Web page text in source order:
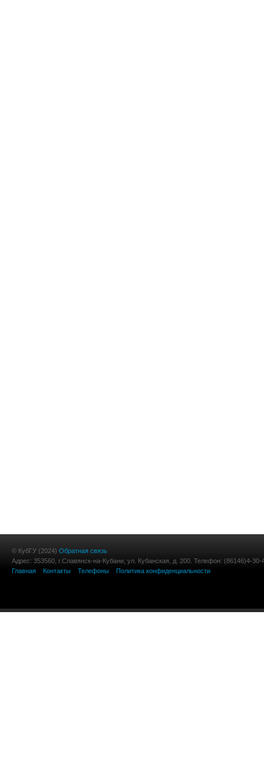
© КубГУ (2024) Обратная связь
Адрес: 353560, г.Славянск-на-Кубани, ул. Кубанская, д. 200. Телефон: (86146)4-30-
Главная
Контакты Телефоны Политика конфиденциальности